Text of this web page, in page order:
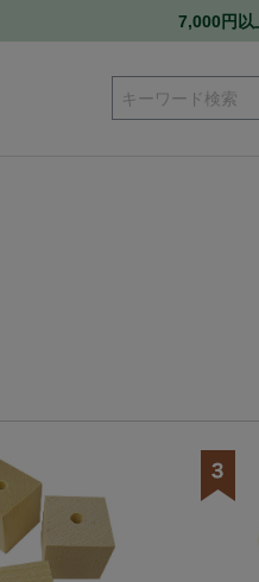
7,000円